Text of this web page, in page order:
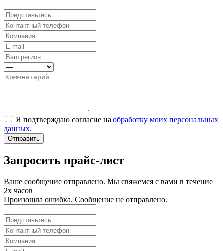
Я подтверждаю согласие на обработку моих персональных
данных.
Отправить
Запросить прайс-лист
Ваше сообщение отправлено. Мы свяжемся с вами в течение
2х часов
Произошла ошибка. Сообщение не отправлено.